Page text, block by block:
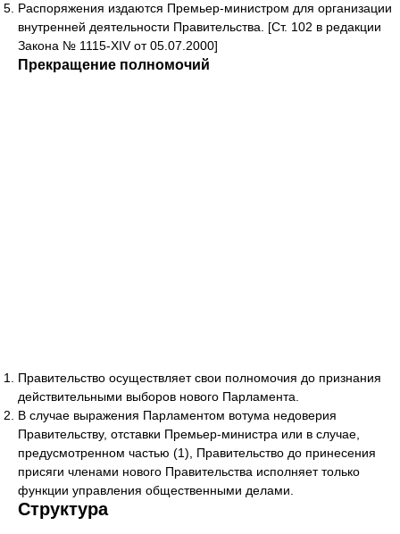
Распоряжения издаются Премьер-министром для организации
внутренней деятельности Правительства. [Ст. 102 в редакции
Закона № 1115-XIV от 05.07.2000]
Прекращение полномочий
Правительство осуществляет свои полномочия до признания
действительными выборов нового Парламента.
В случае выражения Парламентом вотума недоверия
Правительству, отставки Премьер-министра или в случае,
предусмотренном частью (1), Правительство до принесения
присяги членами нового Правительства исполняет только
функции управления общественными делами.
Структура